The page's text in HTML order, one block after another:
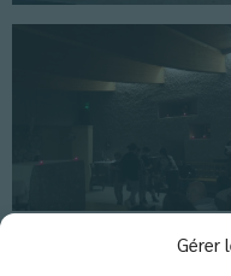
Gérer
Actus École